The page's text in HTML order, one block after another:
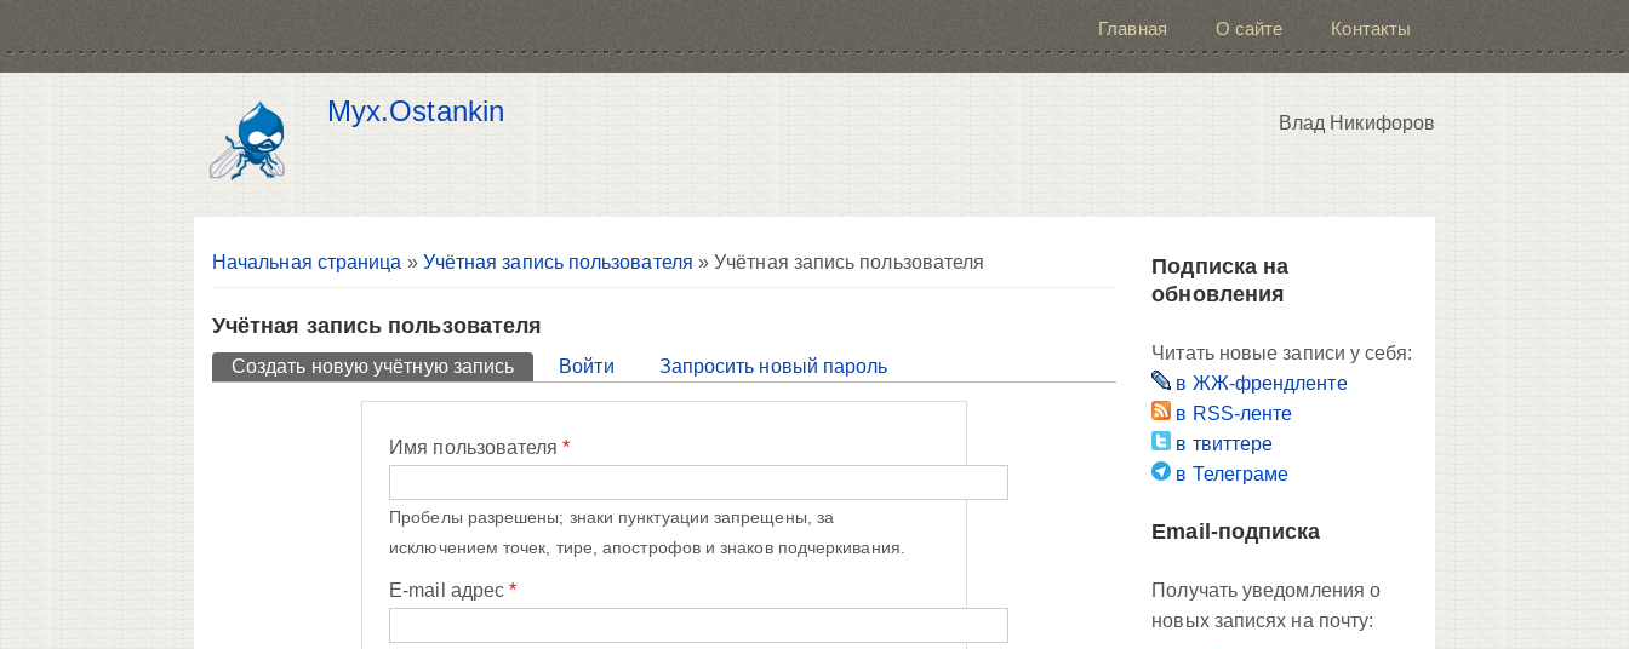
Главная О сайте Контакты
Myx.Ostankin Влад Никифоров
Вы здесь
Начальная страница » Учётная запись пользователя » Учётная запись пользователя
Учётная запись пользователя
Главные вкладки
Создать новую учётную запись (активная вкладка)
Войти Запросить новый пароль
Имя пользователя*
Пробелы разрешены; знаки пунктуации запрещены, за
исключением точек, тире, апострофов и знаков подчеркивания.
E-mail адрес*
Подписка на
обновления
Читать новые записи у себя:
в ЖЖ-френдленте
в RSS-ленте
в твиттере
в Телеграме
Email-подписка
Получать уведомления о
новых записях на почту: